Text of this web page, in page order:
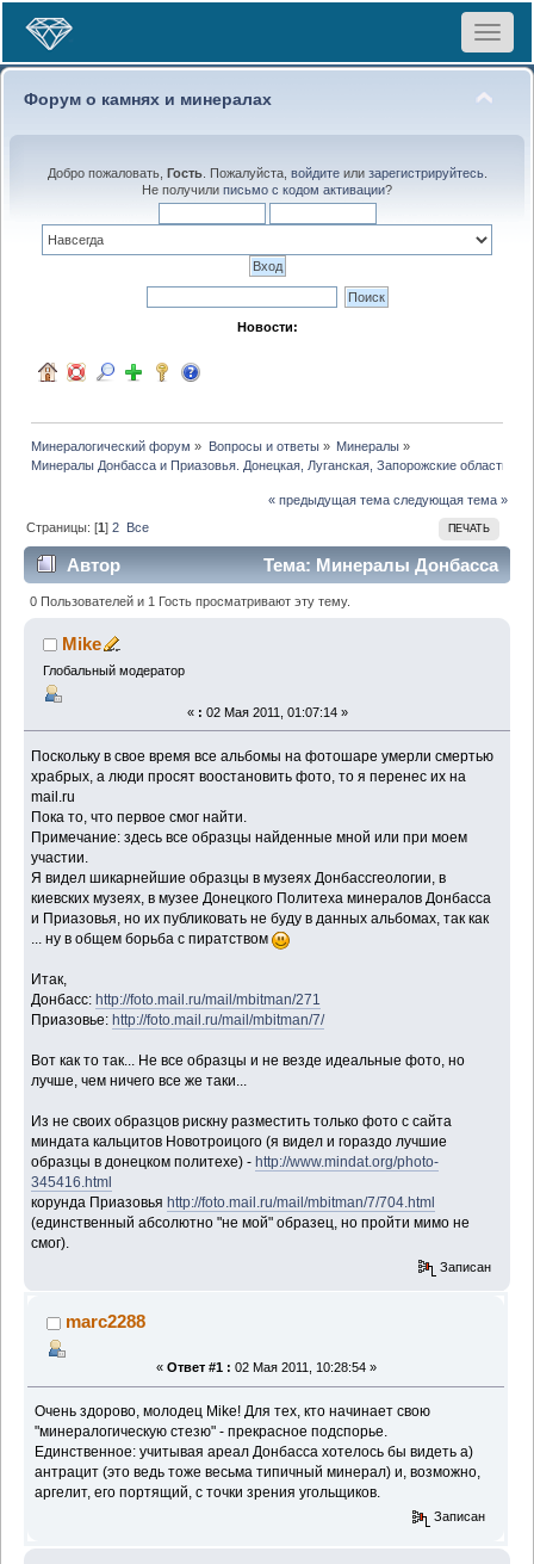
Toggle
Форум о камнях и минералах
Добро пожаловать, Гость. Пожалуйста, войдитеили зарегистрируйтесь.
Не получили письмо с кодом активации?
Новости:
Минералогический форум » Вопросы и ответы» Минералы»
Минералы Донбасса и Приазовья. Донецкая, Луганская, Запорожские области
« предыдущая тема следующая тема »
ПЕЧАТЬ
Страницы: [1]2 Все
Автор
Тема: Минералы Донбасса
и Приазовья. Донецкая, Луганская, Запорожские
области (Прочитано 8979 раз)
0 Пользователей и 1 Гость просматривают эту тему.
Mike
Глобальный модератор
« : 02 Мая 2011, 01:07:14 »
Поскольку в свое время все альбомы на фотошаре умерли смертью
храбрых, а люди просят воостановить фото, то я перенес их на
mail.ru
Пока то, что первое смог найти.
Примечание: здесь все образцы найденные мной или при моем
участии.
Я видел шикарнейшие образцы в музеях Донбассгеологии, в
киевских музеях, в музее Донецкого Политеха минералов Донбасса
и Приазовья, но их публиковать не буду в данных альбомах, так как
... ну в общем борьба с пиратством
Итак,
Донбасс:http://foto.mail.ru/mail/mbitman/271
Приазовье:http://foto.mail.ru/mail/mbitman/7/
Вот как то так... Не все образцы и не везде идеальные фото, но
лучше, чем ничего все же таки...
Из не своих образцов рискну разместить только фото с сайта
миндата кальцитов Новотроицого (я видел и гораздо лучшие
образцы в донецком политехе) -http://www.mindat.org/photo-
345416.html
корунда Приазовьяhttp://foto.mail.ru/mail/mbitman/7/704.html
(единственный абсолютно "не мой" образец, но пройти мимо не
смог).
Записан
marc2288
« Ответ #1 : 02 Мая 2011, 10:28:54 »
Очень здорово, молодец Mike! Для тех, кто начинает свою
"минералогическую стезю" - прекрасное подспорье.
Единственное: учитывая ареал Донбасса хотелось бы видеть а)
антрацит (это ведь тоже весьма типичный минерал) и, возможно,
аргелит, его портящий, с точки зрения угольщиков.
Записан